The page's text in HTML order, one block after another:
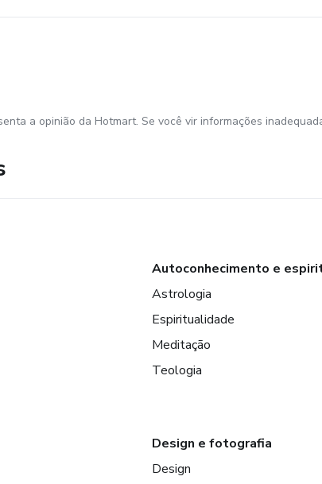
a opinião da Hotmart. Se você vir informações
Autoconhecimento e
Astrologia
Espiritualidade
Meditação
Teologia
Design e fotografia
Design